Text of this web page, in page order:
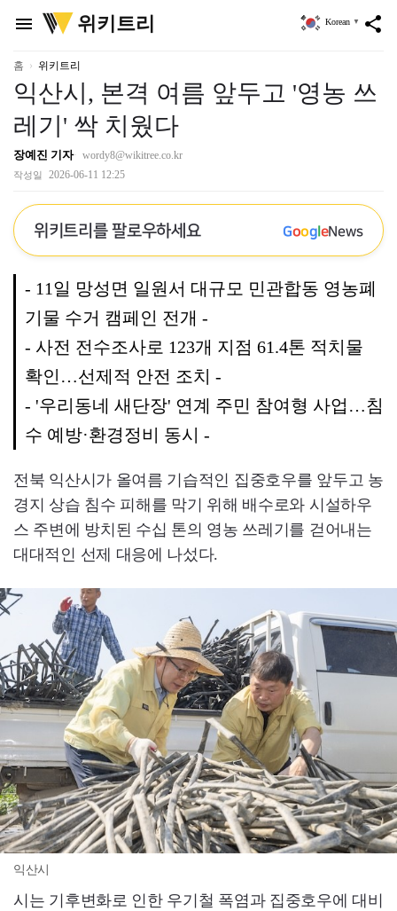
menu
위
키
리
위키트리 share
Korean ▼
홈 위키트리
익산시, 본격 여름 앞두고 '영농 쓰
레기' 싹 치웠다
장예진 기자 wordy8@wikitree.co.kr
작성일 2026-06-11 12:25
위키트리를 팔로우하세요 GoogleNews
- 11일 망성면 일원서 대규모 민관합동 영농폐
기물 수거 캠페인 전개 -
- 사전 전수조사로 123개 지점 61.4톤 적치물
확인…선제적 안전 조치 -
- '우리동네 새단장' 연계 주민 참여형 사업…침
수 예방·환경정비 동시 -
전북 익산시가 올여름 기습적인 집중호우를 앞두고 농
경지 상습 침수 피해를 막기 위해 배수로와 시설하우
스 주변에 방치된 수십 톤의 영농 쓰레기를 걷어내는
대대적인 선제 대응에 나섰다.
익산시
시는 기후변화로 인한 우기철 폭염과 집중호우에 대비